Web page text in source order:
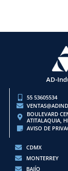
AD-
55 53605534
BOULEVARD
ATITALAQUIA,
AVISO DE
CDMX
MONTERREY
BAJÍO